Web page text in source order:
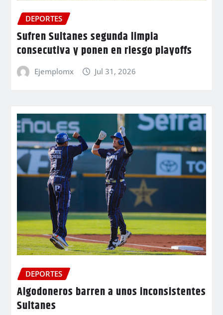
DEPORTES
Sufren Sultanes segunda limpia
consecutiva y ponen en riesgo playoffs
Ejemplomx Jul 31, 2026
DEPORTES
Algodoneros barren a unos inconsistentes
Sultanes